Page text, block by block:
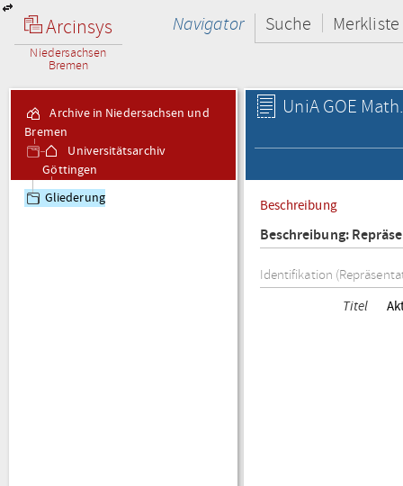
Arcinsys
Niedersachsen
Bremen
Navigator Suche Merkliste
Archive in Niedersachsen und
Bremen
Universitätsarchiv
Göttingen
Math.-Nat. Pers.
Mathematisch-
Gliederung
UniA GOE
Beschreibung
Beschreibung:
Identifikation
Titel